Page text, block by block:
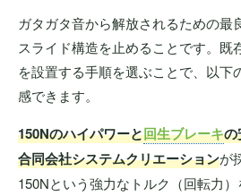
ガタガタ音から解放されるための最
スライド構造を止めることです。既
を設置する手順を選ぶことで、以下
感できます。
150Nのハイパワーと回生ブレーキの
合同会社システムクリエーションが
150Nという強力なトルク（回転力